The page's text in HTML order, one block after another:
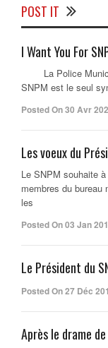
POST IT
I Want You For
La Police
SNPM est le seul
Posted On 30 Avr
Les voeux du
Le SNPM souhaite
membres du bureau
les
Posted On 03 Jan
Le Président du
Posted On 27 Déc
Après le drame